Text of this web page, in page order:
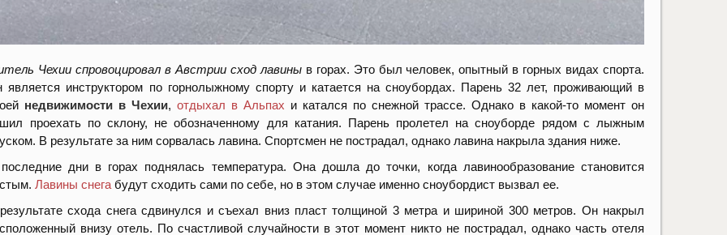
Чехии спровоцировал в Австрии сход лавиныв горах. Это был человек, опытный в горных видах спорта.
является инструктором по горнолыжному спорту и катается на сноубордах. Парень 32 лет, проживающий в
недвижимости в Чехии,отдыхал в Альпах и катался по снежной трассе. Однако в какой-то момент он
проехать по склону, не обозначенному для катания. Парень пролетел на сноуборде рядом с лыжным
В результате за ним сорвалась лавина. Спортсмен не пострадал, однако лавина накрыла здания ниже.
дни в горах поднялась температура. Она дошла до точки, когда лавинообразование становится
Лавины снегабудут сходить сами по себе, но в этом случае именно сноубордист вызвал ее.
схода снега сдвинулся и съехал вниз пласт толщиной 3 метра и шириной 300 метров. Он накрыл
внизу отель. По счастливой случайности в этот момент никто не пострадал, однако часть отеля